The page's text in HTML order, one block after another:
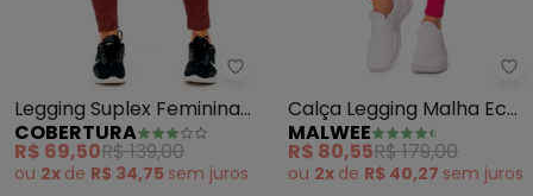
Cobertura - Legging Suplex
Legging Suplex Feminina
(Marrom)
COBERTURA
R$ 69,50R$ 139,00
ou 2x de R$ 34,75 sem juros
Calça Legging Malha Eco
Active (Rosa Escuro)
MALWEE
R$ 80,55R$ 179,00
ou 2x de R$ 40,27 sem juros